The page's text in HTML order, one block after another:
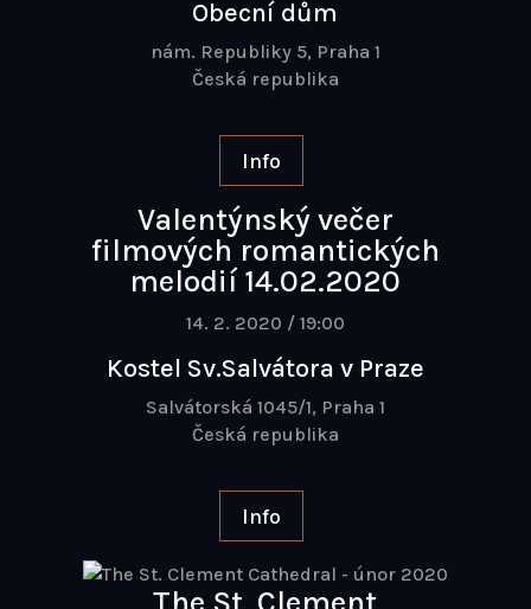
Obecní dům
nám. Republiky 5, Praha 1
Česká republika
Info
Valentýnský večer
filmových romantických
melodií 14.02.2020
14. 2. 2020 / 19:00
Kostel Sv.Salvátora v Praze
Salvátorská 1045/1, Praha 1
Česká republika
Info